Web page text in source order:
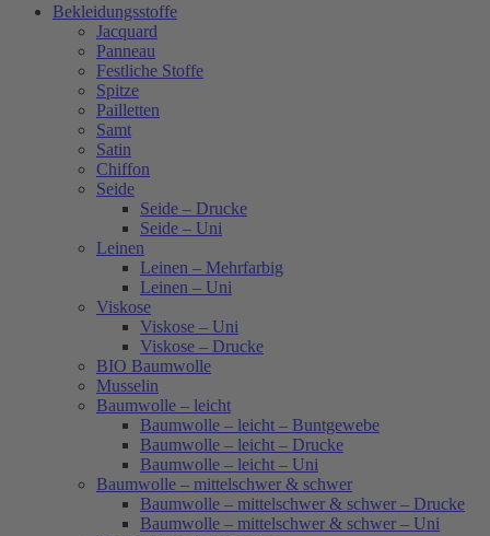
Bekleidungsstoffe
Jacquard
Panneau
Festliche Stoffe
Spitze
Pailletten
Samt
Satin
Chiffon
Seide
Seide – Drucke
Seide – Uni
Leinen
Leinen – Mehrfarbig
Leinen – Uni
Viskose
Viskose – Uni
Viskose – Drucke
BIO Baumwolle
Musselin
Baumwolle – leicht
Baumwolle – leicht – Buntgewebe
Baumwolle – leicht – Drucke
Baumwolle – leicht – Uni
Baumwolle – mittelschwer & schwer
Baumwolle – mittelschwer & schwer – Drucke
Baumwolle – mittelschwer & schwer – Uni